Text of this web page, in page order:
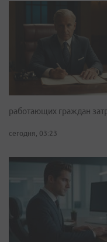
работающих граждан
сегодня, 03:23